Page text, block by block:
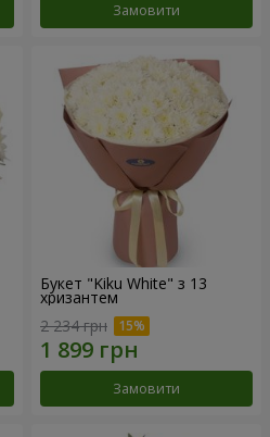
Замовити
Букет "Kiku White" з 13
хризантем
2 234 грн
Замовити